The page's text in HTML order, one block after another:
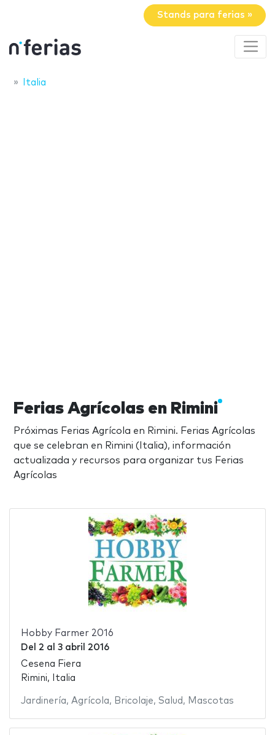
Stands para ferias »
Italia
Ferias Agrícolas en Rimini
Próximas Ferias Agrícola en Rimini. Ferias Agrícolas
que se celebran en Rimini (Italia), información
actualizada y recursos para organizar tus Ferias
Agrícolas
Hobby Farmer 2016
Del 2 al 3 abril 2016
Cesena Fiera
Rimini, Italia
Jardinería, Agrícola, Bricolaje, Salud , Mascotas